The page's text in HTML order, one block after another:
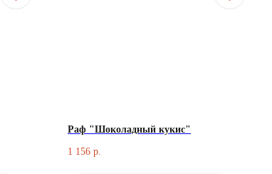
Раф "Шоколадный кукис"
1 156 р.